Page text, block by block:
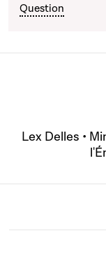
Question
Lex Delles •